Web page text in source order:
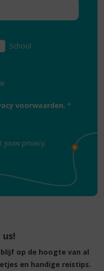
School
voorwaarden. *
jouw privacy.
op de hoogte van al
en handige reistips.